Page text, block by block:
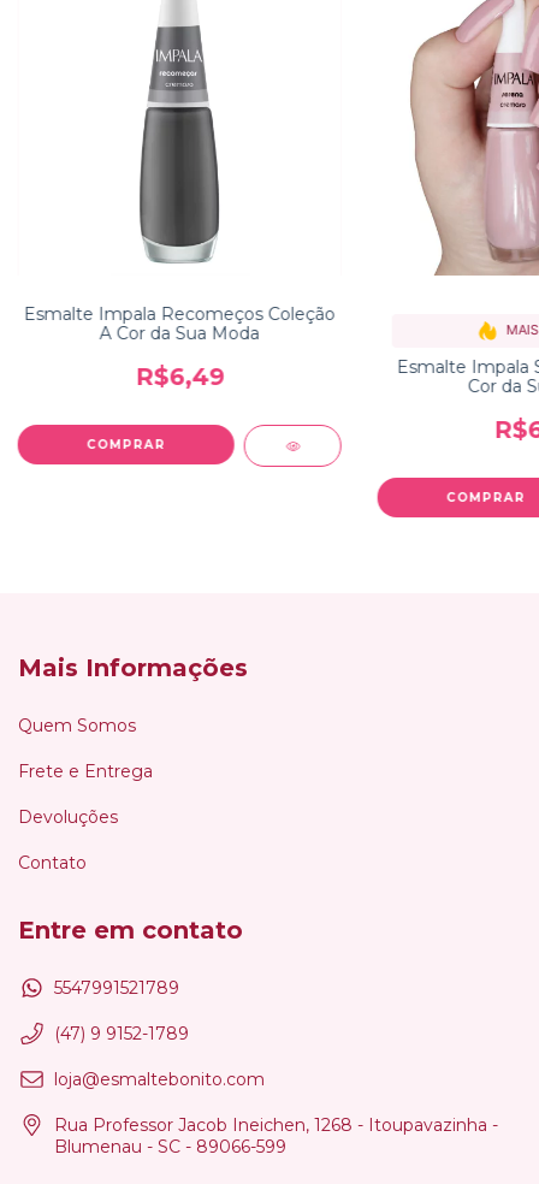
Esmalte Impala Recomeços Coleção
A Cor da Sua Moda
R$6,49
Esmalte Impala
Cor da
Mais Informações
Quem Somos
Frete e Entrega
Devoluções
Contato
Entre em contato
5547991521789
(47) 9 9152-1789
loja@esmaltebonito.com
Rua Professor Jacob Ineichen, 1268 - Itoupavazinha -
Blumenau - SC - 89066-599